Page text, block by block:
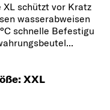
schützt vor Kratz
wasserabweisen
schnelle Befestigu
XXL